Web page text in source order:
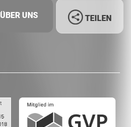
ÜBER UNS
Whatsapp
TEILEN